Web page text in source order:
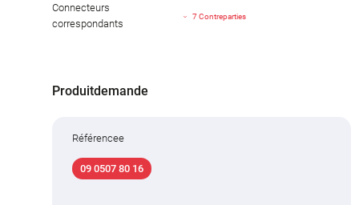
Connecteurs
correspondants
7 Contreparties
Produitdemande
Référencee
09 0507 80 16